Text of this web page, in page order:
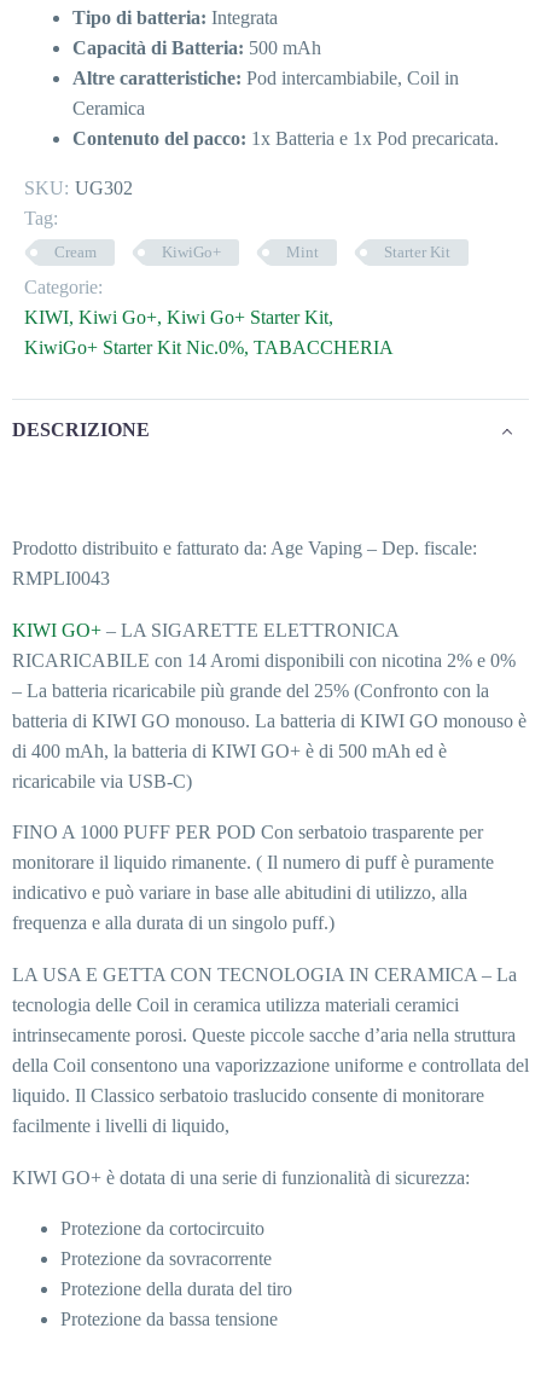
Tipo di batteria: Integrata
Capacità di Batteria: 500 mAh
Altre caratteristiche: Pod intercambiabile, Coil in
Ceramica
Contenuto del pacco: 1x Batteria e 1x Pod precaricata.
SKU: UG302
Tag:
Cream KiwiGo+ Mint Starter Kit
Categorie:
KIWI, Kiwi Go+, Kiwi Go+ Starter Kit,
KiwiGo+ Starter Kit Nic.0%, TABACCHERIA
DESCRIZIONE
Prodotto distribuito e fatturato da: Age Vaping – Dep. fiscale:
RMPLI0043
KIWI GO+ – LA SIGARETTE ELETTRONICA
RICARICABILE con 14 Aromi disponibili con nicotina 2% e 0%
– La batteria ricaricabile più grande del 25% (Confronto con la
batteria di KIWI GO monouso. La batteria di KIWI GO monouso è
di 400 mAh, la batteria di KIWI GO+ è di 500 mAh ed è
ricaricabile via USB-C)
FINO A 1000 PUFF PER POD Con serbatoio trasparente per
monitorare il liquido rimanente. ( Il numero di puff è puramente
indicativo e può variare in base alle abitudini di utilizzo, alla
frequenza e alla durata di un singolo puff.)
LA USA E GETTA CON TECNOLOGIA IN CERAMICA – La
tecnologia delle Coil in ceramica utilizza materiali ceramici
intrinsecamente porosi. Queste piccole sacche d’aria nella struttura
della Coil consentono una vaporizzazione uniforme e controllata del
liquido. Il Classico serbatoio traslucido consente di monitorare
facilmente i livelli di liquido,
KIWI GO+ è dotata di una serie di funzionalità di sicurezza:
Protezione da cortocircuito
Protezione da sovracorrente
Protezione della durata del tiro
Protezione da bassa tensione